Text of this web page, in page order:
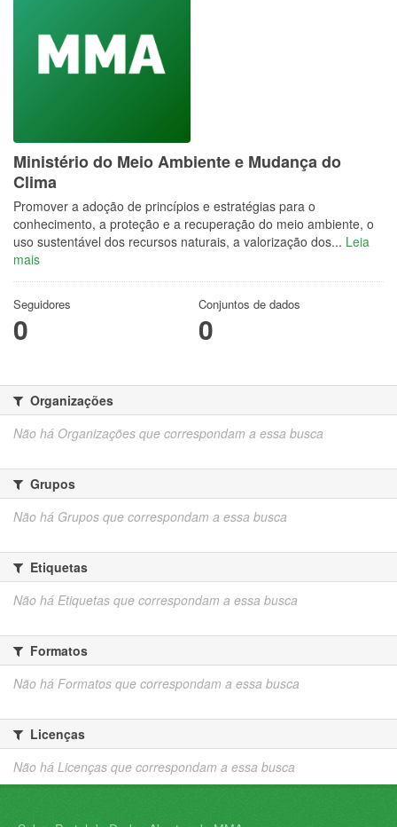
Ministério do Meio Ambiente e Mudança do
Clima
Promover a adoção de princípios e estratégias para o
conhecimento, a proteção e a recuperação do meio ambiente, o
uso sustentável dos recursos naturais, a valorização dos... Leia
mais
Seguidores
0
Conjuntos de dados
0
Organizações
Não há Organizações que correspondam a essa busca
Grupos
Não há Grupos que correspondam a essa busca
Etiquetas
Não há Etiquetas que correspondam a essa busca
Formatos
Não há Formatos que correspondam a essa busca
Licenças
Não há Licenças que correspondam a essa busca